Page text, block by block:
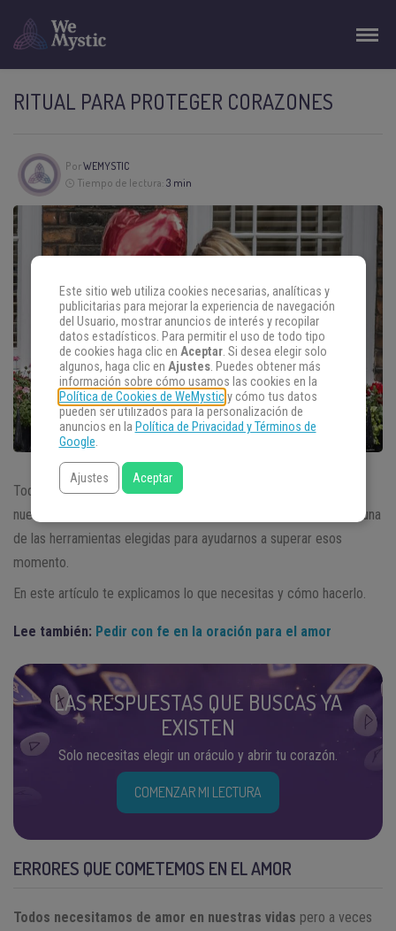
RITUAL PARA PROTEGER CORAZONES
PorWEMYSTIC
Tiempo de lectura: 3 min
Todos hemos sufrido de mal de amores al menos una vez en
nuestras vidas. El
puede ser una
de las herramientas elegidas para ayudarnos a superar esos
momento.
En este artículo te explicamos lo que necesitas y cómo hacerlo.
Lee también: Pedir con fe en la oración para el amor
LAS RESPUESTAS QUE BUSCAS YA
EXISTEN
Solo necesitas elegir un oráculo y abrir tu corazón.
COMENZAR MI LECTURA
ERRORES QUE COMETEMOS EN EL AMOR
Todos necesitamos de amor en nuestras vidas pero a veces
Este sitio web utiliza cookies necesarias, analíticas y
publicitarias para mejorar la experiencia de navegación
del Usuario, mostrar anuncios de interés y recopilar
datos estadísticos. Para permitir el uso de todo tipo
de cookies haga clic en Aceptar. Si desea elegir solo
algunos, haga clic en Ajustes. Puedes obtener más
información sobre cómo usamos las cookies en la
Política de Cookies de WeMysticy cómo tus datos
pueden ser utilizados para la personalización de
anuncios en la Política de Privacidad y Términos de
Google.
Ajustes Aceptar